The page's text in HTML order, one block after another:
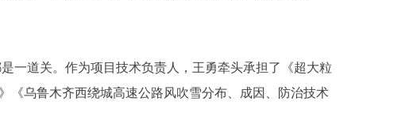
一道关。作为项目技术负责人，王勇牵头承担了《超大粒
《乌鲁木齐西绕城高速公路风吹雪分布、成因、防治技术